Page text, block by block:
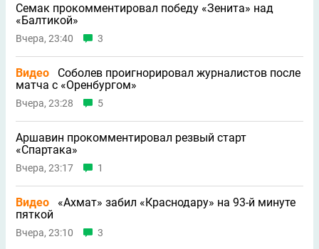
Семак прокомментировал победу «Зенита» над
«Балтикой»
Вчера, 23:40 3
Видео
Соболев проигнорировал журналистов после
матча с «Оренбургом»
Вчера, 23:28 5
Аршавин прокомментировал резвый старт
«Спартака»
Вчера, 23:17 1
Видео
«Ахмат» забил «Краснодару» на 93-й минуте
пяткой
Вчера, 23:10 3